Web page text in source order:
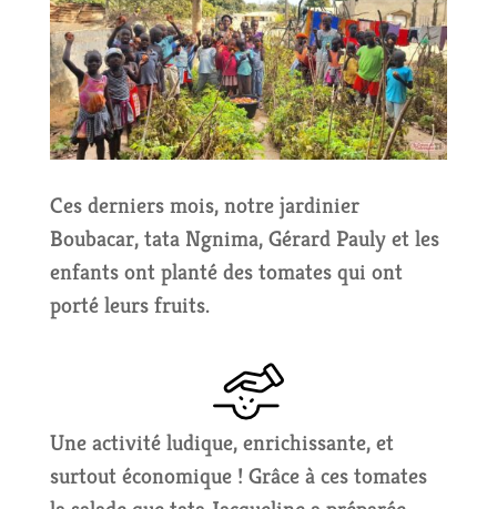
Ces derniers mois, notre jardinier
Boubacar, tata Ngnima, Gérard Pauly et les
enfants ont planté des tomates qui ont
porté leurs fruits.
Une activité ludique, enrichissante, et
surtout économique ! Grâce à ces tomates